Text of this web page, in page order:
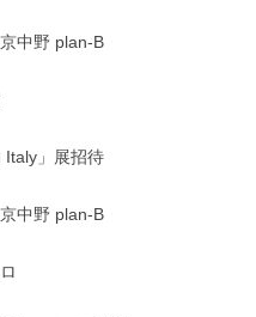
中野 plan-B
」展招待
中野 plan-B